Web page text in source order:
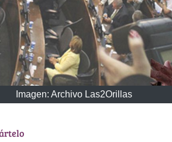
Imagen: Archivo Las2Orillas